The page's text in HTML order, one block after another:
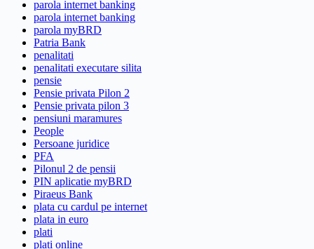
parola internet banking
parola internet banking
parola myBRD
Patria Bank
penalitati
penalitati executare silita
pensie
Pensie privata Pilon 2
Pensie privata pilon 3
pensiuni maramures
People
Persoane juridice
PFA
Pilonul 2 de pensii
PIN aplicatie myBRD
Piraeus Bank
plata cu cardul pe internet
plata in euro
plati
plati online